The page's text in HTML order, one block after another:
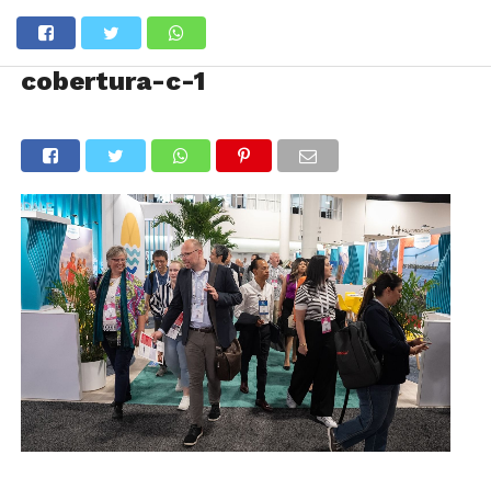
cobertura-c-1